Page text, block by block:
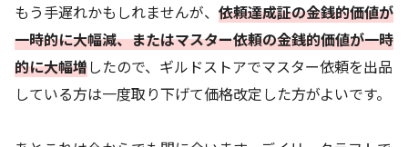
もう手遅れかもしれませんが、 依頼達成証の金銭的価値が
一時的に大幅減、またはマスター依頼の金銭的価値が一時
的に大幅増したので、ギルドストアでマスター依頼を出品
している方は一度取り下げて価格改定した方がよいです。